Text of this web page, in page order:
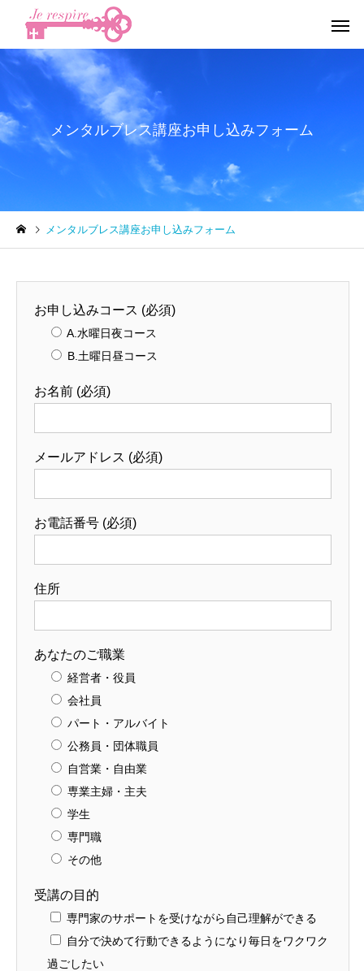
企業研修・講演 監修・プログ
メンタルブレス
メンタルビジョンダンス公
サンプルテキス安室ち
メンタルブレス講座お申し込みフォーム
メンタルブレス講座お申し込みフォーム
お申し込みコース (必須)
A.水曜日夜コース
B.土曜日昼コース
お名前 (必須)
メールアドレス (必須)
お電話番号 (必須)
住所
あなたのご職業
経営者・役員
会社員
パート・アルバイト
公務員・団体職員
自営業・自由業
専業主婦・主夫
学生
専門職
その他
受講の目的
専門家のサポートを受けながら自己理解ができる
自分で決めて行動できるようになり毎日をワクワク
過ごしたい